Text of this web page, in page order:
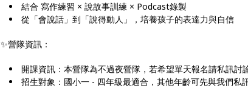
結合 寫作練習 × 說故事訓練 × Podcast錄製
從「會說話」到「說得動人」，培養孩子的表達力與自信
✨營隊資訊：
開課資訊：本營隊為不過夜營隊，若希望單天報名請私訊討
招生對象：國小一 - 四年級最適合，其他年齡可先與我們私